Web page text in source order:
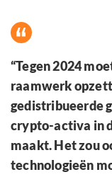
“Tegen 2024
raamwerk
gedistribueerde
crypto-activa in
maakt. Het zou
technologieën